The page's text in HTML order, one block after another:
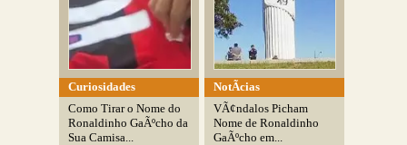
Curiosidades
Como Tirar o Nome do
Ronaldinho GaÃºcho da
Sua Camisa...
NotÃ­cias
VÃ¢ndalos Picham
Nome de Ronaldinho
GaÃºcho em...